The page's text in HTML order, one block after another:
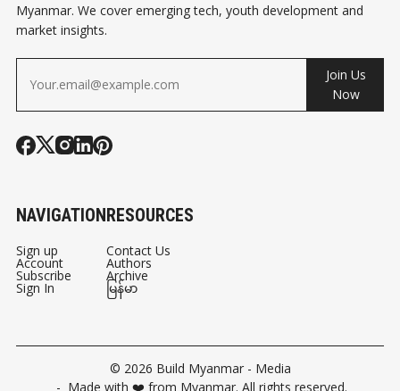
Myanmar. We cover emerging tech, youth development and
market insights.
Join Us
Now
NAVIGATION
Sign up
Account
Subscribe
Sign In
RESOURCES
Contact Us
Authors
Archive
မြန်မာ
© 2026 Build Myanmar - Media
- Made with ❤️ from Myanmar. All rights reserved.